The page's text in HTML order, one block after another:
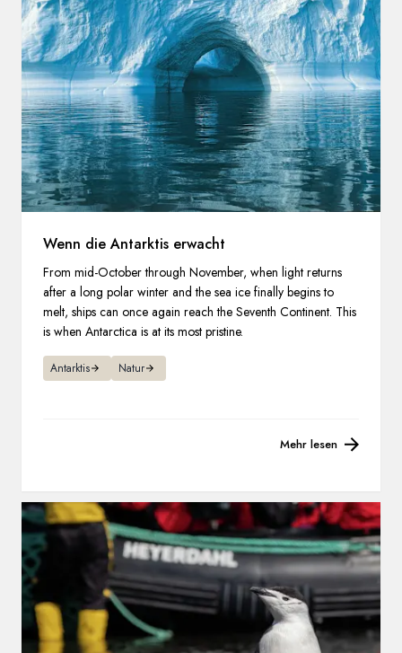
Wenn die Antarktis erwacht
From mid-October through November, when light returns
after a long polar winter and the sea ice finally begins to
melt, ships can once again reach the Seventh Continent. This
is when Antarctica is at its most pristine.
Antarktis Natur
Mehr lesen